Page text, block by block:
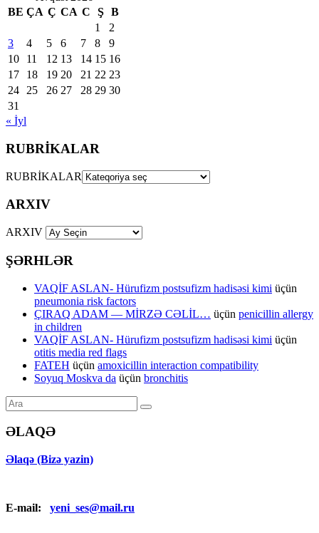
BE ÇA Ç CA C Ş
B
1
2
3
4 5 6 7 8
9
10
11 12 13 14 15 16
17
18 19 20 21 22 23
24
25 26 27 28 29 30
31
« İyl
RUBRİKALAR
RUBRİKALAR
ARXIV
ARXIV
ŞƏRHLƏR
VAQİF ASLAN- Hürufizm postsufizm hadisəsi kimi üçün
pneumonia risk factors
ÇIRAQ ADAM — MİRZƏ CƏLİL… üçün penicillin allergy
in children
VAQİF ASLAN- Hürufizm postsufizm hadisəsi kimi üçün
otitis media red flags
FATEH üçün amoxicillin interaction compatibility
Soyuq Moskva da üçün bronchitis
ƏLAQƏ
Əlaqə (Bizə yazin)
E-mail: yeni_ses@mail.ru